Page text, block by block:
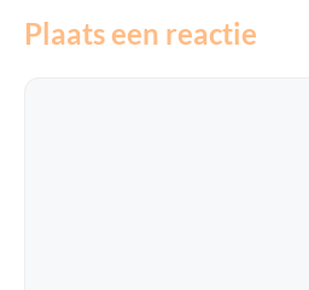
Plaats een reactie